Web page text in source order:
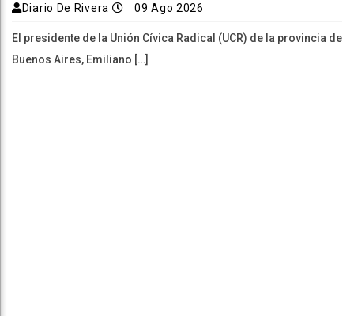
Diario De Rivera 09 Ago 2026
El presidente de la Unión Cívica Radical (UCR) de la provincia de
Buenos Aires, Emiliano […]